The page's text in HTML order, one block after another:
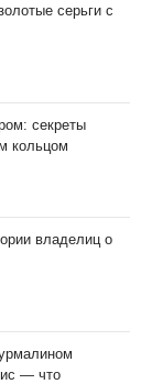
серьги с
секреты
кольцом
владелиц о
— что